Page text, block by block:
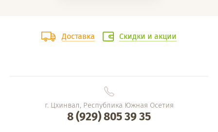
Доставка Скидки и акции
г. Цхинвал, Республика Южная Осетия
8 (929) 805 39 35